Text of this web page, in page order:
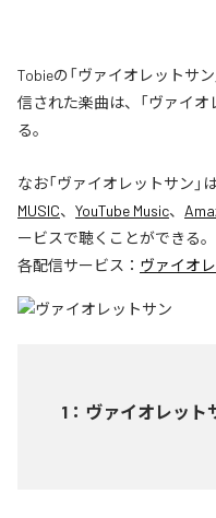
Tobieの「ヴァイオレットサ
信された楽曲は、「ヴァイオ
る。
なお「ヴァイオレットサン 」
MUSIC、 YouTube Music、
ービスで聴くことができる。
各配信サービス： ヴァイオ
1 ： ヴァイオレット